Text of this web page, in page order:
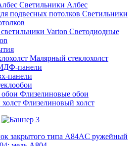
Светильники Албес
Светильники
Светодиодные
Малярный стеклохолст
панели
панели
Флизелиновые обои
Флизелиновый холст